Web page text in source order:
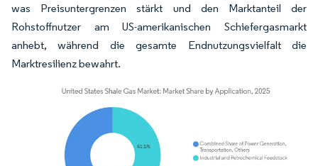
was Preisuntergrenzen stärkt und den Marktanteil der
Rohstoffnutzer am US-amerikanischen Schiefergasmarkt
anhebt, während die gesamte Endnutzungsvielfalt die
Marktresilienz bewahrt.